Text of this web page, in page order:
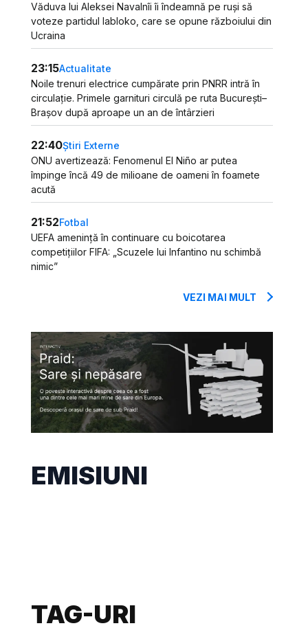
Văduva lui Aleksei Navalnîi îi îndeamnă pe ruși să
voteze partidul Iabloko, care se opune războiului din
Ucraina
23:15Actualitate
Noile trenuri electrice cumpărate prin PNRR intră în
circulație. Primele garnituri circulă pe ruta București–
Brașov după aproape un an de întârzieri
22:40Știri Externe
ONU avertizează: Fenomenul El Niño ar putea
împinge încă 49 de milioane de oameni în foamete
acută
21:52Fotbal
UEFA amenință în continuare cu boicotarea
competițiilor FIFA: „Scuzele lui Infantino nu schimbă
nimic”
VEZI MAI MULT
EMISIUNI
TAG-URI